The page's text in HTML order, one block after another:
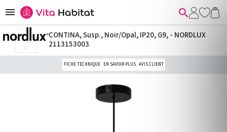
 
CONTINA, Susp., Noir/Opal, IP20, G9, - NORDLUX
2113153003
FICHE TECHNIQUE EN SAVOIR PLUS AVIS CLIENT